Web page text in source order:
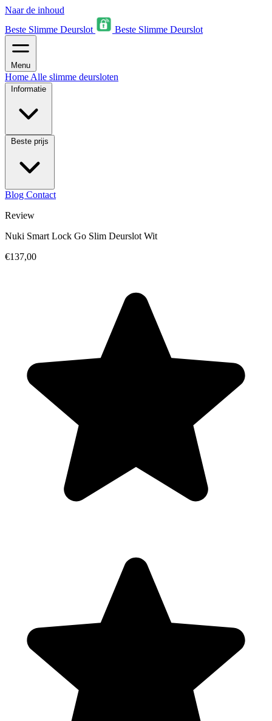
Naar de inhoud
Beste Slimme Deurslot
Beste Slimme Deurslot
Menu
Home Alle slimme deursloten
Informatie
Beste prijs
Blog Contact
Review
Nuki Smart Lock Go Slim Deurslot Wit
€137,00